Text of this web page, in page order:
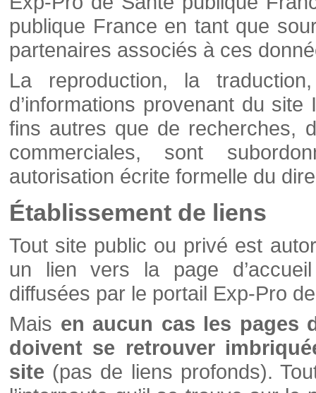
publique France en tant que
partenaires associés à ces
La reproduction, la
d’informations provenant du
fins autres que de recherches,
commerciales, sont
autorisation écrite formelle du
Établissement de liens
Tout site public ou privé est
un lien vers la page
diffusées par le portail Exp-Pro
Mais en aucun cas les pages
doivent se retrouver
site (pas de liens profonds).